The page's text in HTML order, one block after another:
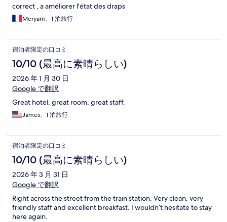
correct , a améliorer l'état des draps
Meryam、1 泊旅行
宿泊者限定の口コミ
10/10 (最高に素晴らしい)
2026 年 1 月 30 日
Google で翻訳
Great hotel, great room, great staff.
James、1 泊旅行
宿泊者限定の口コミ
10/10 (最高に素晴らしい)
2026 年 3 月 31 日
Google で翻訳
Right across the street from the train station. Very clean, very
friendly staff and excellent breakfast. I wouldn’t hesitate to stay
here again.